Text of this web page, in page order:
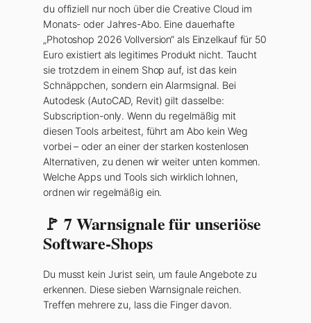
du offiziell nur noch über die Creative Cloud im
Monats- oder Jahres-Abo. Eine dauerhafte
„Photoshop 2026 Vollversion“ als Einzelkauf für 50
Euro existiert als legitimes Produkt nicht. Taucht
sie trotzdem in einem Shop auf, ist das kein
Schnäppchen, sondern ein Alarmsignal. Bei
Autodesk (AutoCAD, Revit) gilt dasselbe:
Subscription-only. Wenn du regelmäßig mit
diesen Tools arbeitest, führt am Abo kein Weg
vorbei – oder an einer der starken kostenlosen
Alternativen, zu denen wir weiter unten kommen.
Welche Apps und Tools sich wirklich lohnen,
ordnen wir regelmäßig ein.
🚩 7 Warnsignale für unseriöse
Software-Shops
Du musst kein Jurist sein, um faule Angebote zu
erkennen. Diese sieben Warnsignale reichen.
Treffen mehrere zu, lass die Finger davon.